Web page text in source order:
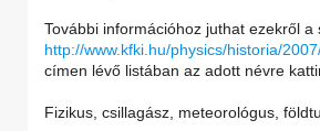
További információhoz juthat ezekről a
http://www.kfki.hu/physics/historia/
címen lévő listában az adott névre
Fizikus, csillagász, meteorológus,